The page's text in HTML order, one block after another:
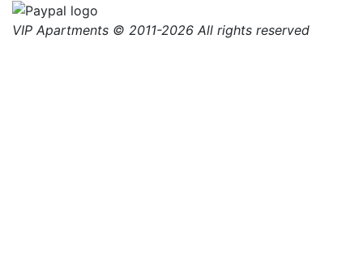
VIP Apartments © 2011-2026 All rights reserved